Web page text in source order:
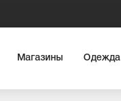
Магазины Одежда